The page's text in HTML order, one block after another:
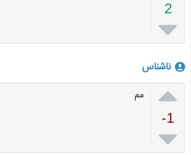
2

ناشناس

-1

مم